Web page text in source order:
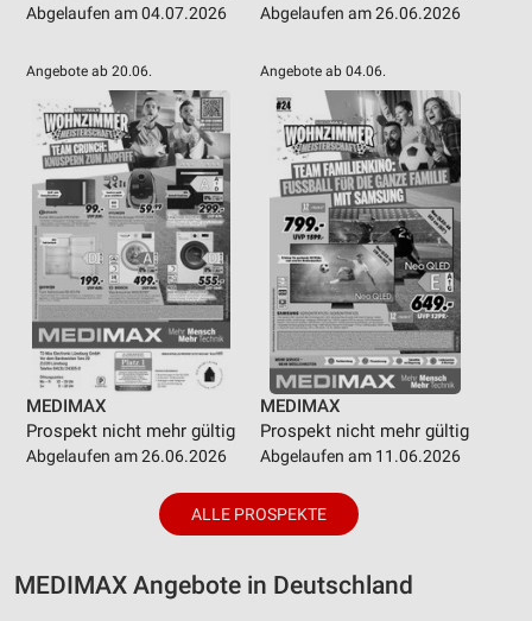
Abgelaufen am 04.07.2026 Abgelaufen am 26.06.2026
Angebote ab 20.06.
MEDIMAX
Prospekt nicht mehr gültig
Abgelaufen am 26.06.2026
Angebote ab 04.06.
MEDIMAX
Prospekt nicht mehr gültig
Abgelaufen am 11.06.2026
ALLE PROSPEKTE
MEDIMAX Angebote in Deutschland